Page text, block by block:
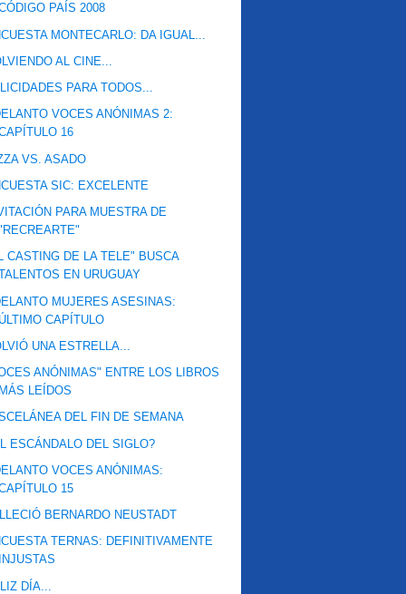
PAÍS 2008
MONTECARLO: DA IGUAL...
AL CINE...
PARA TODOS...
VOCES ANÓNIMAS 2:
16
VS. ASADO
SIC: EXCELENTE
PARA MUESTRA DE
CASTING DE LA TELE" BUSCA
EN URUGUAY
MUJERES ASESINAS:
CAPÍTULO
UNA ESTRELLA...
ANÓNIMAS" ENTRE LOS LIBROS
LEÍDOS
DEL FIN DE SEMANA
ESCÁNDALO DEL SIGLO?
VOCES ANÓNIMAS:
15
BERNARDO NEUSTADT
TERNAS: DEFINITIVAMENTE
DÍA...